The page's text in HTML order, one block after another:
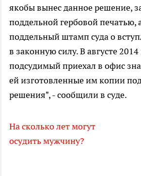
якобы вынес данное решение,
поддельной гербовой печатью,
поддельный штамп суда о
в законную силу. В августе 2014
подсудимый приехал в офис
ей изготовленные им копии
решения", - сообщили в суде.
На сколько лет могут
осудить мужчину?